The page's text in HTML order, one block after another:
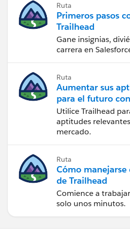
Ruta
Primeros pasos
Trailhead
Gane insignias,
carrera en
Ruta
Aumentar sus
para el futuro con
Trailhead
Utilice Trailhead
aptitudes
mercado.
Ruta
Cómo
de Trailhead
Comience a
solo unos minutos.